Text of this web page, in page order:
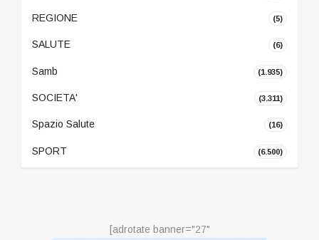
REGIONE (5)
SALUTE (6)
Samb (1.935)
SOCIETA' (3.311)
Spazio Salute (16)
SPORT (6.500)
[adrotate banner="27"